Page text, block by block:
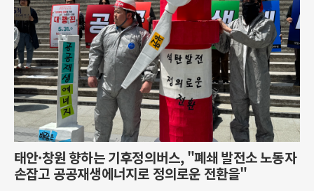
태안·창원 향하는 기후정의버스, "폐쇄 발전소 노동자
손잡고 공공재생에너지로 정의로운 전환을"